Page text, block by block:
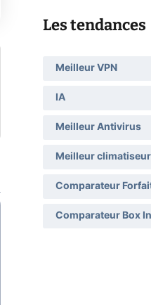
Les tendances
Meilleur VPN
IA
Meilleur Antivirus
Meilleur climatiseur
Comparateur
Comparateur Box